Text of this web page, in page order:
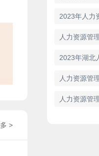
>
人力资源管
人力资源管
人力资源管